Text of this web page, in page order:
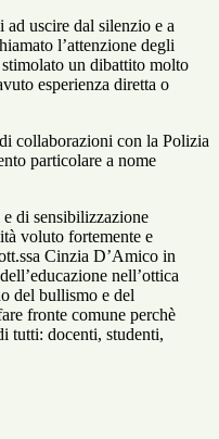
uscire dal silenzio e a
l’attenzione degli
un dibattito molto
esperienza diretta o
collaborazioni con la Polizia
particolare a nome
di sensibilizzazione
voluto fortemente e
Cinzia D’Amico in
nell’ottica
del bullismo e del
fronte comune perchè
tutti: docenti, studenti,